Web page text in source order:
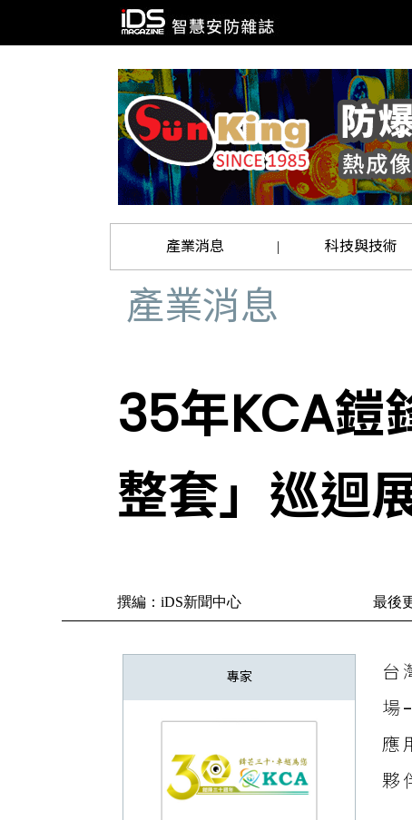
產業消息 | 科技與技術
產業消息
35年KCA鎧
整套」巡迴
撰編：iDS新聞中心 最後
專家
台
場
應
夥